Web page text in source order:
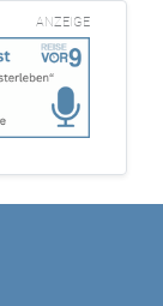
ANZEIGE